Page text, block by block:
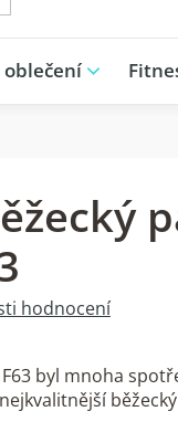
oblečení
hodnocení
F63 byl mnoha